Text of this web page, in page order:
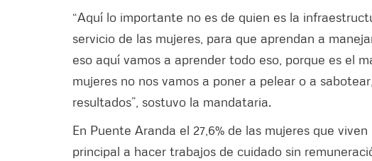
“Aquí lo importante no es de quien es la
servicio de las mujeres, para que aprendan a
eso aquí vamos a aprender todo eso, porque es el
mujeres no nos vamos a poner a pelear o a
resultados”, sostuvo la mandataria.
En Puente Aranda el 27,6% de las mujeres que
principal a hacer trabajos de cuidado sin